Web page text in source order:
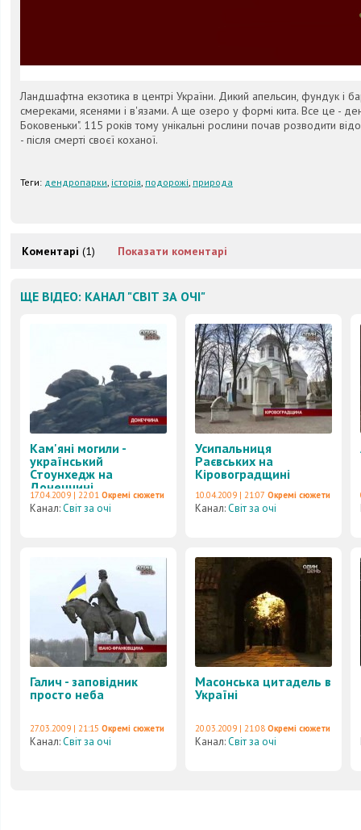
Ландшафтна екзотика в центрі України. Дикий апельсин, фундук і
смереками, ясенями і в'язами. А ще озеро у формі кита. Все це -
Боковеньки". 115 років тому унікальні рослини почав розводити
- після смерті своєї коханої.
Теги: дендропарки, історія, подорожі, природа
Коментарі (1) Показати коментарі
ЩЕ ВІДЕО: КАНАЛ "СВІТ ЗА ОЧІ"
Кам'яні могили -
український
Стоунхедж на
Донеччині
17.04.2009 | 22:01 Окремі сюжети
Канал:Світ за очі
Усипальниця
Раєвських на
Кіровоградщині
10.04.2009 | 21:07 Окремі сюжети
Канал:Світ за очі
Галич - заповідник
просто неба
27.03.2009 | 21:15 Окремі сюжети
Канал:Світ за очі
Масонська цитадель в
Україні
20.03.2009 | 21:08 Окремі сюжети
Канал:Світ за очі